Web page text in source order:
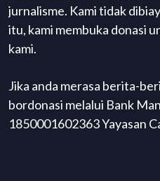
jurnalisme. Kami tidak
itu, kami membuka donasi
kami.
Jika anda merasa berita-
bordonasi melalui Bank
1850001602363 Yayasan